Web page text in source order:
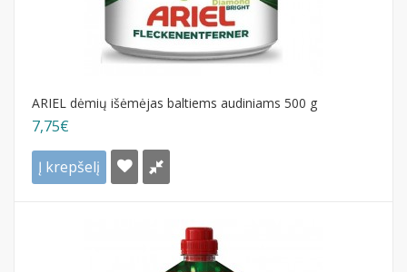
ARIEL dėmių išėmėjas baltiems audiniams 500 g
7,75€
Į krepšelį